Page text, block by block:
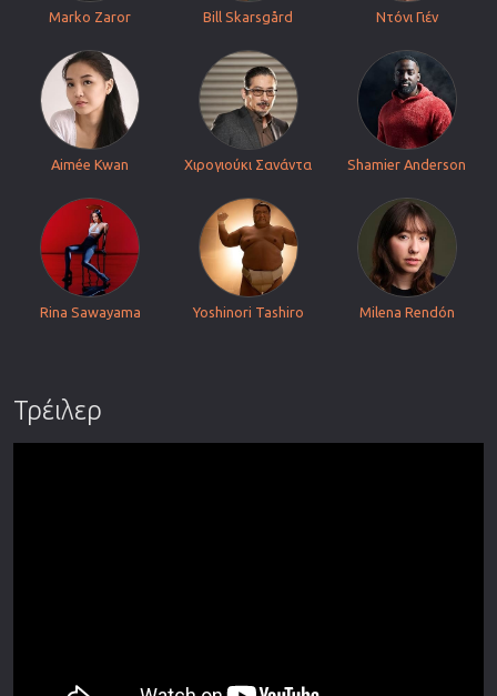
Marko Zaror Bill Skarsgård Ντόνι Γιέν
Aimée Kwan Χιρογιούκι Σανάντα Shamier Anderson
Rina Sawayama Yoshinori Tashiro Milena Rendón
Τρέιλερ